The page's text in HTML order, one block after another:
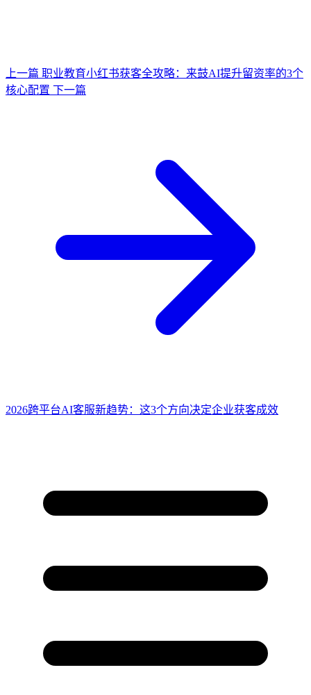
上一篇 职业教育小红书获客全攻略：来鼓AI提升留资率的3个
核心配置 下一篇
2026跨平台AI客服新趋势：这3个方向决定企业获客成效